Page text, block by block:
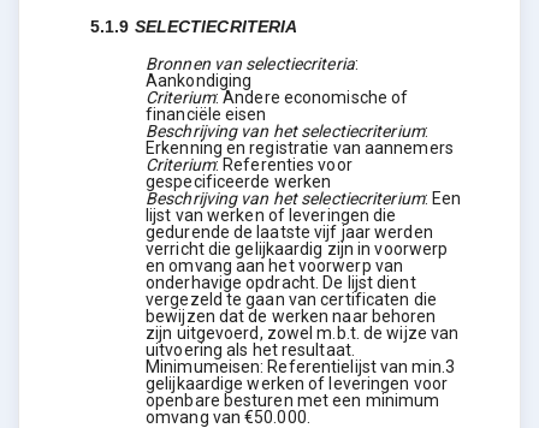
5.1.9 SELECTIECRITERIA
Bronnen van selectiecriteria:
Aankondiging
Criterium:Andere economische of
financiële eisen
Beschrijving van het selectiecriterium:
Erkenning en registratie van aannemers
Criterium: Referenties voor
gespecificeerde werken
Beschrijving van het selectiecriterium: Een
lijst van werken of leveringen die
gedurende de laatste vijf jaar werden
verricht die gelijkaardig zijn in voorwerp
en omvang aan het voorwerp van
onderhavige opdracht. De lijst dient
vergezeld te gaan van certificaten die
bewijzen dat de werken naar behoren
zijn uitgevoerd, zowel m.b.t. de wijze van
uitvoering als het resultaat.
Minimumeisen: Referentielijst van min.3
gelijkaardige werken of leveringen voor
openbare besturen met een minimum
omvang van €50.000.